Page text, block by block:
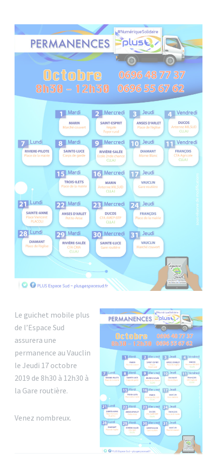
Le guichet mobile plus
de l’Espace Sud
assurera une
permanence au Vauclin
le Jeudi 17 octobre
2019 de 8h30 à 12h30 à
la Gare routière.
Venez nombreux.